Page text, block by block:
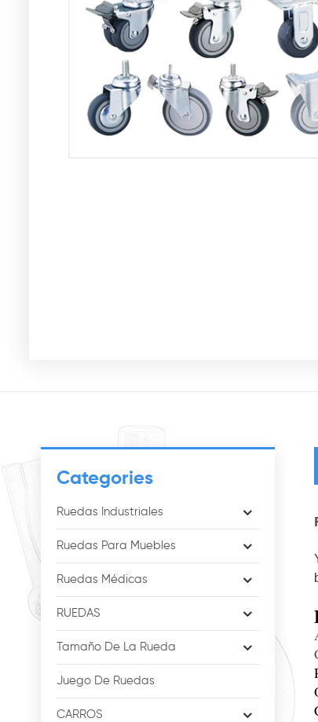
Categories
Ruedas Industriales
Ruedas Para Muebles
Ruedas Médicas
RUEDAS
Tamaño De La Rueda
Juego De Ruedas
CARROS